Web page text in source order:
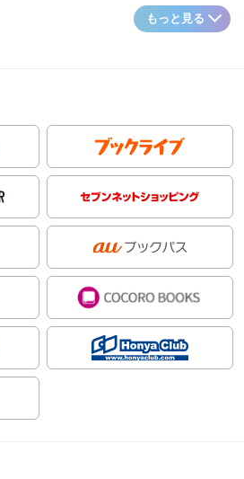
もっと見る